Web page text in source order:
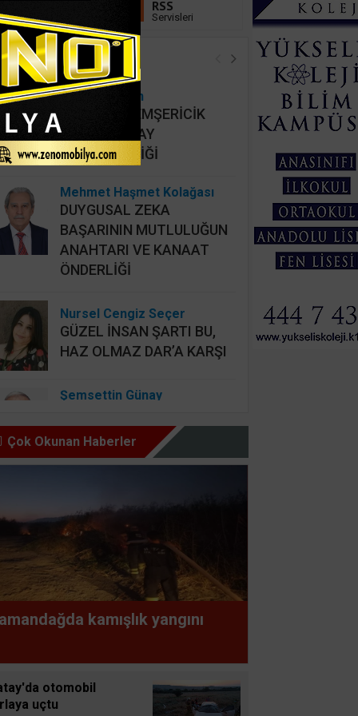
Takip Et
RSS
Servisleri
Köşe Yazarları
Hidayet Şişkin
MAHALLİ HEMŞERİCİK
YERİNE HATAY
HEMŞERİCİLİĞİ
Mehmet Haşmet Kolağası
DUYGUSAL ZEKA
BAŞARININ MUTLULUĞUN
ANAHTARI VE KANAAT
ÖNDERLİĞİ
Nursel Cengiz Seçer
GÜZEL İNSAN ŞARTI BU,
HAZ OLMAZ DAR’A KARŞI
Şemsettin Günay
YAPILAN ANLAŞMALARI
ALLAH SEVGİSİ OLAN
YERDE İYİLİK ve FAZİLET
OLUR
Süleyman GÖKSU
Zaferler Ayı Ağustos
AYNI ENKAZIN TOZUNU
Çok Okunan Haberler
kamışlık yangını
otomobil
uçtu